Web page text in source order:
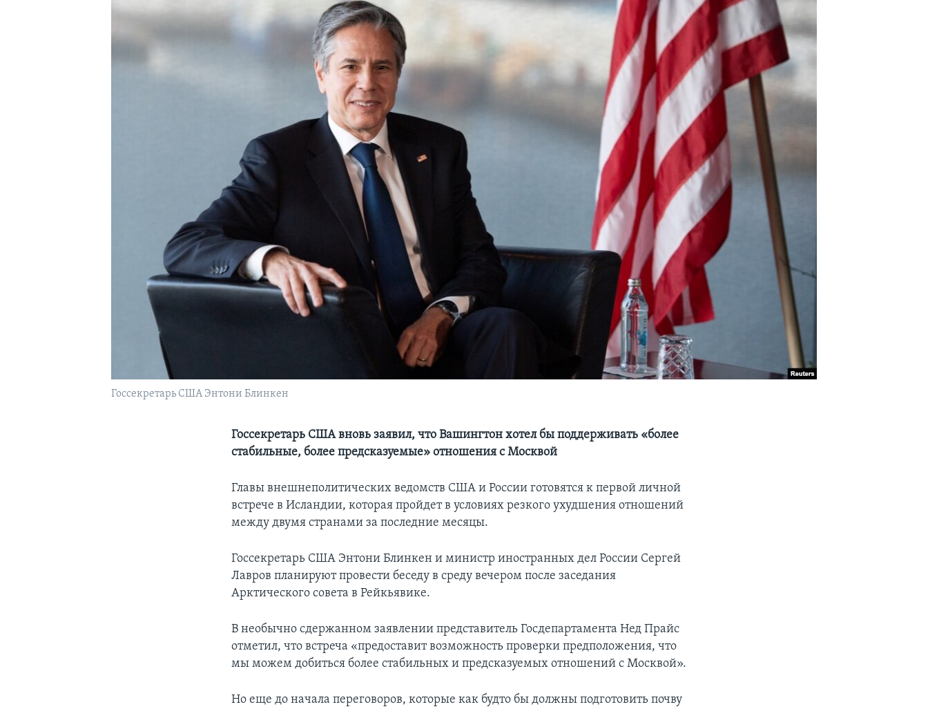
Госсекретарь США Энтони Блинкен
Госсекретарь США вновь заявил, что Вашингтон хотел бы поддерживать «более
стабильные, более предсказуемые» отношения с Москвой
Главы внешнеполитических ведомств США и России готовятся к первой личной
встрече в Исландии, которая пройдет в условиях резкого ухудшения отношений
между двумя странами за последние месяцы.
Госсекретарь США Энтони Блинкен и министр иностранных дел России Сергей
Лавров планируют провести беседу в среду вечером после заседания
Арктического совета в Рейкьявике.
В необычно сдержанном заявлении представитель Госдепартамента Нед Прайс
отметил, что встреча «предоставит возможность проверки предположения, что
мы можем добиться более стабильных и предсказуемых отношений с Москвой».
Но еще до начала переговоров, которые как будто бы должны подготовить почву